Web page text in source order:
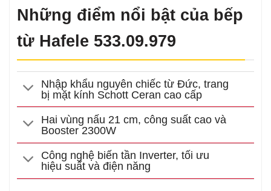
Những điểm nổi bật của bếp
từ Hafele 533.09.979
Nhập khẩu nguyên chiếc từ Đức, trang
bị mặt kính Schott Ceran cao cấp
Hai vùng nấu 21 cm, công suất cao và
Booster 2300W
Công nghệ biến tần Inverter, tối ưu
hiệu suất và điện năng